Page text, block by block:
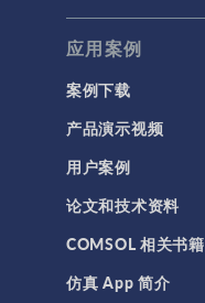
应用案例
案例下载
产品演示视频
用户案例
论文和技术资料
COMSOL 相关书籍
仿真 App 简介